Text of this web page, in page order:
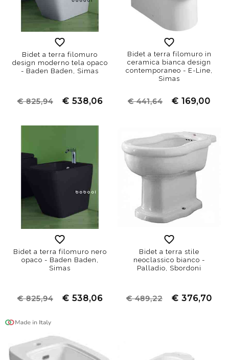
Bidet a terra filomuro
design moderno tela opaco
- Baden Baden, Simas
€ 825,94 € 538,06
Bidet a terra filomuro in
ceramica bianca design
contemporaneo - E-Line,
Simas
€ 441,64 € 169,00
Bidet a terra filomuro nero
opaco - Baden Baden,
Simas
€ 825,94 € 538,06
Bidet a terra stile
neoclassico bianco -
Palladio, Sbordoni
€ 489,22 € 376,70